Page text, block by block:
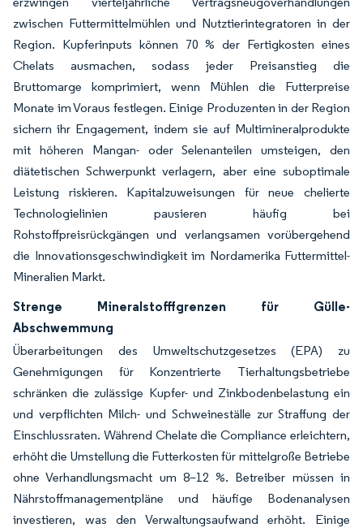
zwischen Futtermittelmühlen und Nutztierintegratoren in der
Region. Kupferinputs können 70 % der Fertigkosten eines
Chelats ausmachen, sodass jeder Preisanstieg die
Bruttomarge komprimiert, wenn Mühlen die Futterpreise
Monate im Voraus festlegen. Einige Produzenten in der Region
sichern ihr Engagement, indem sie auf Multimineralprodukte
mit höheren Mangan- oder Selenanteilen umsteigen, den
diätetischen Schwerpunkt verlagern, aber eine suboptimale
Leistung riskieren. Kapitalzuweisungen für neue chelierte
Technologielinien pausieren häufig bei
Rohstoffpreisrückgängen und verlangsamen vorübergehend
die Innovationsgeschwindigkeit im Nordamerika Futtermittel-
Mineralien Markt.
Strenge Mineralstofffgrenzen für Gülle-
Abschwemmung
Überarbeitungen des Umweltschutzgesetzes (EPA) zu
Genehmigungen für Konzentrierte Tierhaltungsbetriebe
schränken die zulässige Kupfer- und Zinkbodenbelastung ein
und verpflichten Milch- und Schweineställe zur Straffung der
Einschlussraten. Während Chelate die Compliance erleichtern,
erhöht die Umstellung die Futterkosten für mittelgroße Betriebe
ohne Verhandlungsmacht um 8–12 %. Betreiber müssen in
Nährstoffmanagementpläne und häufige Bodenanalysen
investieren, was den Verwaltungsaufwand erhöht. Einige